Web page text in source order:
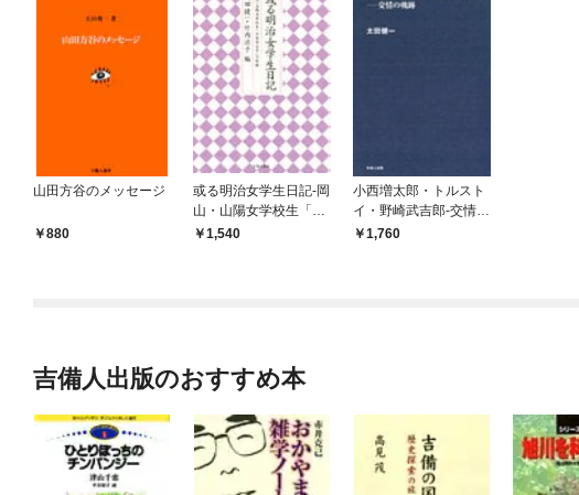
山田方谷のメッセージ
880
或る明治女学生日記-岡
山・山陽女学校生「石
原登女子」の記録-
1,540
小西増太郎・トルスト
イ・野崎武吉郎-交情の
軌跡-
1,760
吉備人出版のおすすめ本